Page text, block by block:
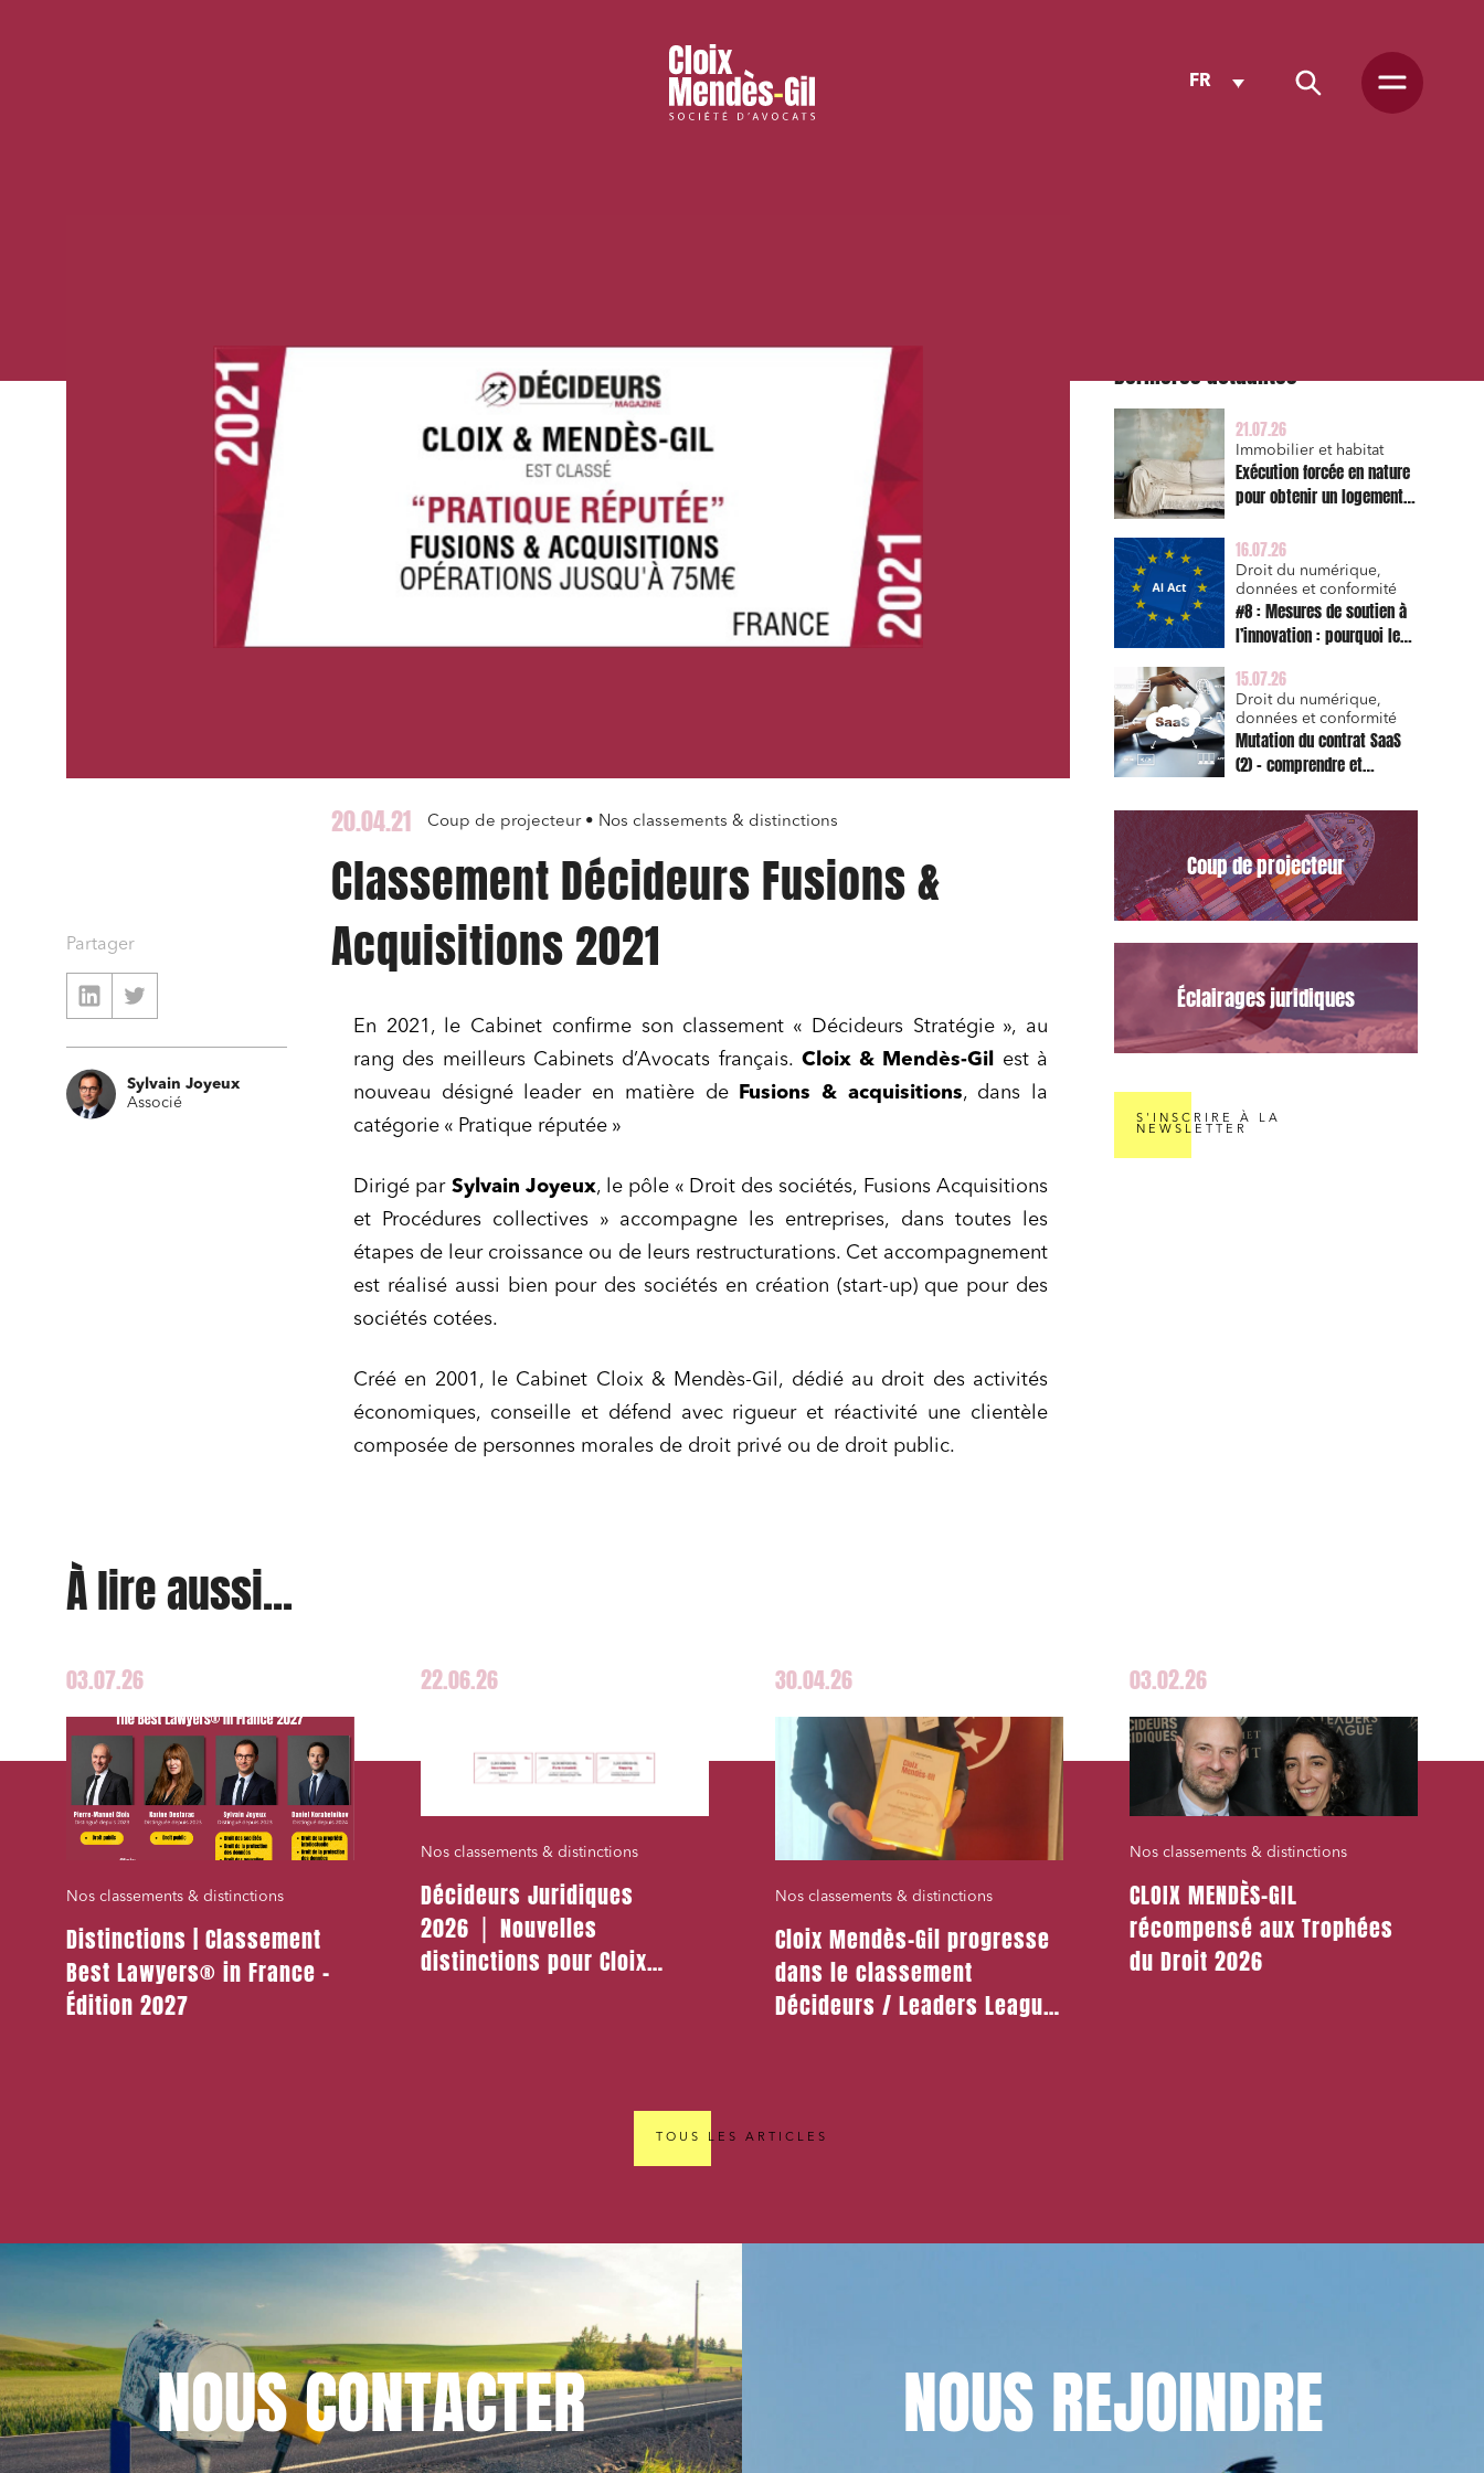
FR
20.04.21 Coup de projecteur • Nos classements & distinctions
Classement Décideurs Fusions &
Acquisitions 2021
En 2021, le Cabinet confirme son classement « Décideurs Stratégie », au
rang des meilleurs Cabinets d’Avocats français. Cloix & Mendès-Gil
est à
nouveau désigné leader en matière de
Fusions & acquisitions, dans la
catégorie « Pratique réputée »
Dirigé par Sylvain Joyeux, le pôle « Droit des sociétés, Fusions Acquisitions
et Procédures collectives » accompagne les entreprises, dans toutes les
étapes de leur croissance ou de leurs restructurations. Cet accompagnement
est réalisé aussi bien pour des sociétés en création (start-up) que pour des
sociétés cotées.
Créé en 2001, le Cabinet Cloix & Mendès-Gil, dédié au droit des activités
économiques, conseille et défend avec rigueur et réactivité une clientèle
composée de personnes morales de droit privé ou de droit public.
Partager
Sylvain Joyeux
Associé
Dernières actualités
21.07.26
Immobilier et habitat
Exécution forcée en nature
pour obtenir un logement
triennale de l’action en
réparation
16.07.26
Droit du numérique,
données et conformité
#8 : Mesures de soutien à
l’innovation : pourquoi le
est d’abord un sujet de
risque juridique
15.07.26
Droit du numérique,
données et conformité
Mutation du contrat SaaS
(2) – comprendre et
types de la Commission
pour le Data Act
Coup de projecteur
Éclairages juridiques
S'INSCRIRE À LA
NEWSLETTER
À lire aussi...
03.07.26
Nos classements & distinctions
Distinctions | Classement
Best Lawyers® in France –
Édition 2027
22.06.26
Nos classements & distinctions
Décideurs Juridiques
2026 ⎪ Nouvelles
distinctions pour Cloix
30.04.26
Nos classements & distinctions
Cloix Mendès-Gil progresse
dans le classement
Décideurs / Leaders League
03.02.26
Nos classements & distinctions
CLOIX MENDÈS-GIL
récompensé aux Trophées
du Droit 2026
TOUS LES ARTICLES
NOUSCONTACTER NOUSREJOINDRE
sociale et solidaire
Media et édition Immobilier et habitat
Projets immobiliers Environnement